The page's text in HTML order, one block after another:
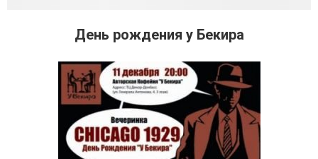
День рождения у Бекира